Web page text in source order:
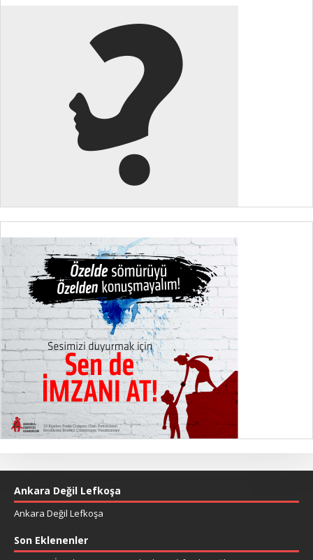
Ankara Değil Lefkoşa
Ankara Değil Lefkoşa
Son Eklenenler